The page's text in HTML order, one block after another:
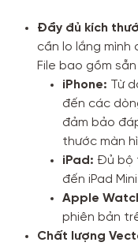
Đầy đủ kích
cần lo lắng mình
File bao gồm
iPhone: Từ
đến các
đảm bảo
thước màn
iPad: Đủ bộ
đến iPad
Apple
phiên bản
Chất lượng